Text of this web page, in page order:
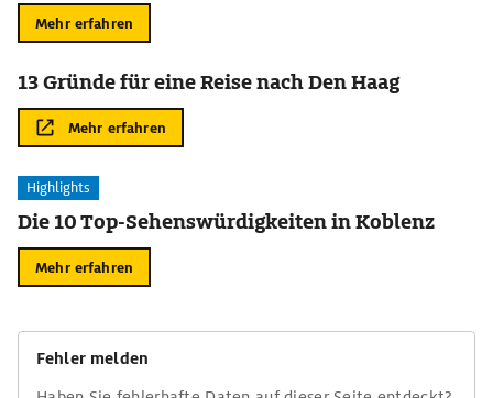
Mehr erfahren
13 Gründe für eine Reise nach Den Haag
Mehr erfahren
Highlights
Die 10 Top-Sehenswürdigkeiten in Koblenz
Mehr erfahren
Fehler melden